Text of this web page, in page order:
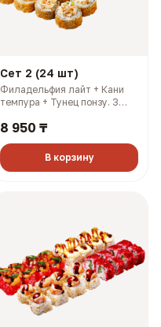
Сет 2 (24 шт)
Филадельфия лайт + Кани
темпура + Тунец понзу. 3
3 васаби (927 гр, 2108 ккал)
8 950 ₸
В корзину